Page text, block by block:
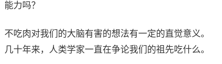
能力吗？
不吃肉对我们的大脑有害的想法有一定的直觉意义。
几十年来，人类学家一直在争论我们的祖先吃什么。